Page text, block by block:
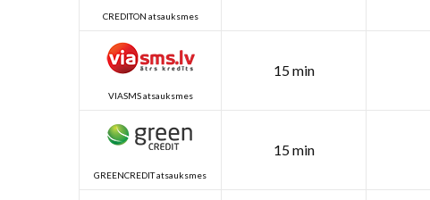
CREDITON atsauksmes
VIASMS atsauksmes
15 min
GREENCREDIT atsauksmes
15 min